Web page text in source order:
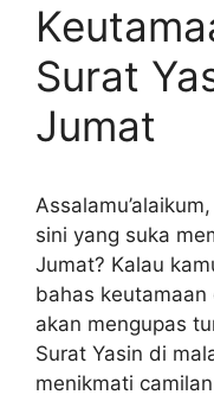
Surat
Jumat
sini yang suka
Jumat? Kalau
bahas
akan mengupas
Surat Yasin di
menikmati